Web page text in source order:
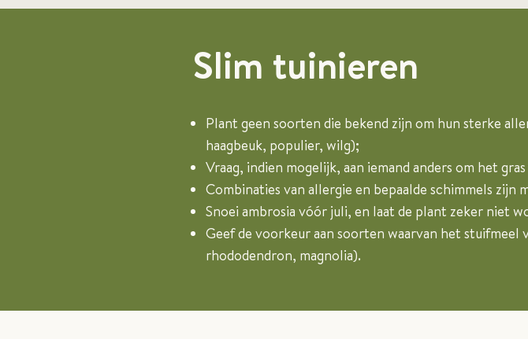
Slim tuinieren
Plant geen soorten die bekend zijn om hun sterke
haagbeuk, populier, wilg);
Vraag, indien mogelijk, aan iemand anders om het
Combinaties van allergie en bepaalde schimmels zijn
Snoei ambrosia vóór juli, en laat de plant zeker niet
Geef de voorkeur aan soorten waarvan het
rhododendron, magnolia).